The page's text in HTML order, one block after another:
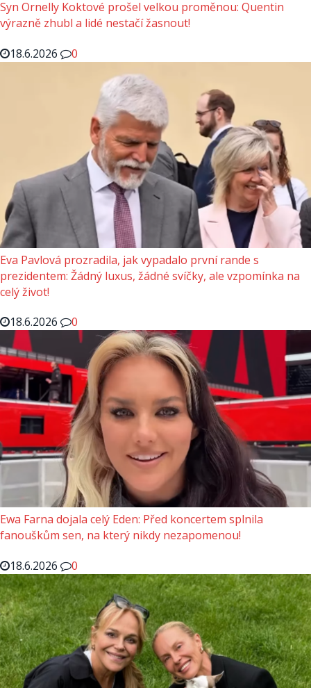
Syn Ornelly Koktové prošel velkou proměnou: Quentin
výrazně zhubl a lidé nestačí žasnout!
18.6.2026
0
Eva Pavlová prozradila, jak vypadalo první rande s
prezidentem: Žádný luxus, žádné svíčky, ale vzpomínka na
celý život!
18.6.2026
0
Ewa Farna dojala celý Eden: Před koncertem splnila
fanouškům sen, na který nikdy nezapomenou!
18.6.2026
0